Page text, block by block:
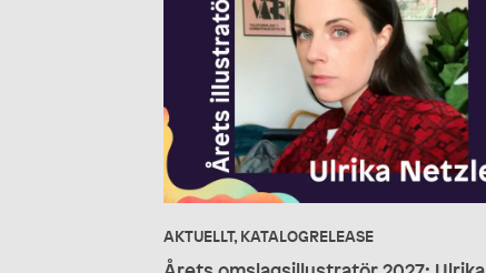
AKTUELLT, KATALOGRELEASE